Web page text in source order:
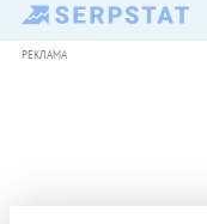
РЕКЛАМА